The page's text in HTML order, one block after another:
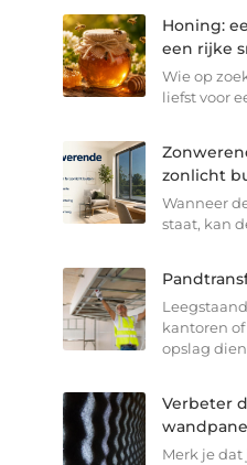
Honing:
een rijke
Wie op
liefst voor
zonlicht
Wanneer
staat, kan
kantoren
opslag
Verbeter
Merk je